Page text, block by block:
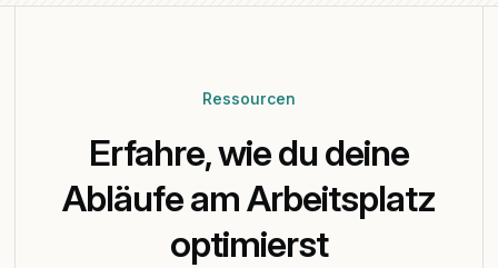
Ressourcen
Erfahre, wie du deine
Abläufe am Arbeitsplatz
optimierst